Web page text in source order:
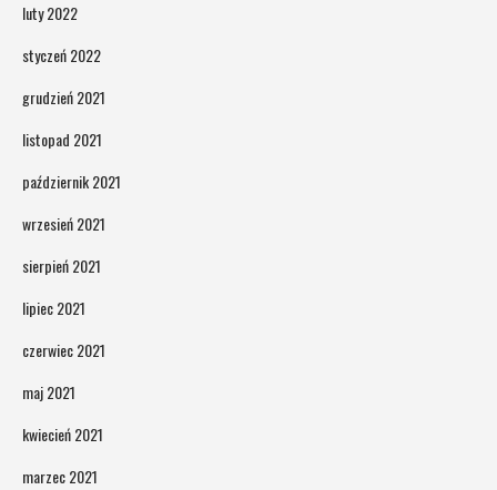
luty 2022
styczeń 2022
grudzień 2021
listopad 2021
październik 2021
wrzesień 2021
sierpień 2021
lipiec 2021
czerwiec 2021
maj 2021
kwiecień 2021
marzec 2021